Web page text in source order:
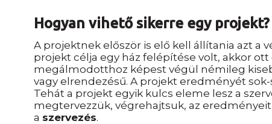
Hogyan vihető sikerre egy projekt?
A projektnek először is elő kell állítania azt a
projekt célja egy ház felépítése volt, akkor ott
megálmodotthoz képest végül némileg
vagy elrendezésű. A projekt eredményét
Tehát a projekt egyik kulcs eleme lesz a
megtervezzük, végrehajtsuk, az
a szervezés.